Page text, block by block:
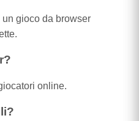
gioco da browser
online.